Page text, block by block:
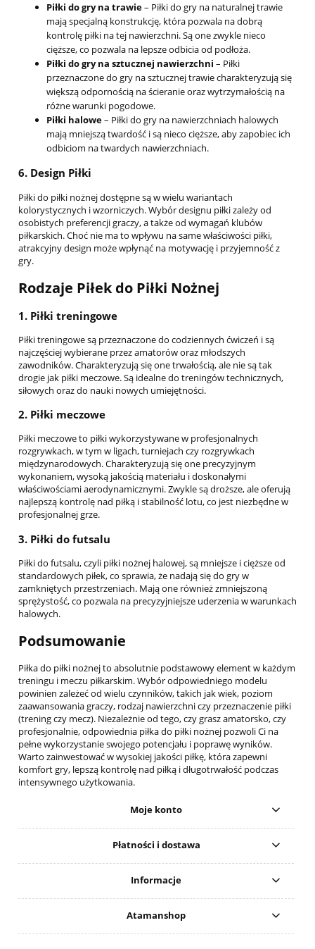
Piłki do gry na trawie– Piłki do gry na naturalnej trawie
mają specjalną konstrukcję, która pozwala na dobrą
kontrolę piłki na tej nawierzchni. Są one zwykle nieco
cięższe, co pozwala na lepsze odbicia od podłoża.
Piłki do gry na sztucznej nawierzchni – Piłki
przeznaczone do gry na sztucznej trawie charakteryzują się
większą odpornością na ścieranie oraz wytrzymałością na
różne warunki pogodowe.
Piłki halowe– Piłki do gry na nawierzchniach halowych
mają mniejszą twardość i są nieco cięższe, aby zapobiec ich
odbiciom na twardych nawierzchniach.
6. Design Piłki
Piłki do piłki nożnej dostępne są w wielu wariantach
kolorystycznych i wzorniczych. Wybór designu piłki zależy od
osobistych preferencji graczy, a także od wymagań klubów
piłkarskich. Choć nie ma to wpływu na same właściwości piłki,
atrakcyjny design może wpłynąć na motywację i przyjemność z
gry.
Rodzaje Piłek do Piłki Nożnej
1. Piłki treningowe
Piłki treningowe są przeznaczone do codziennych ćwiczeń i są
najczęściej wybierane przez amatorów oraz młodszych
zawodników. Charakteryzują się one trwałością, ale nie są tak
drogie jak piłki meczowe. Są idealne do treningów technicznych,
siłowych oraz do nauki nowych umiejętności.
2. Piłki meczowe
Piłki meczowe to piłki wykorzystywane w profesjonalnych
rozgrywkach, w tym w ligach, turniejach czy rozgrywkach
międzynarodowych. Charakteryzują się one precyzyjnym
wykonaniem, wysoką jakością materiału i doskonałymi
właściwościami aerodynamicznymi. Zwykle są droższe, ale oferują
najlepszą kontrolę nad piłką i stabilność lotu, co jest niezbędne w
profesjonalnej grze.
3. Piłki do futsalu
Piłki do futsalu, czyli piłki nożnej halowej, są mniejsze i cięższe od
standardowych piłek, co sprawia, że nadają się do gry w
zamkniętych przestrzeniach. Mają one również zmniejszoną
sprężystość, co pozwala na precyzyjniejsze uderzenia w warunkach
halowych.
Podsumowanie
Piłka do piłki nożnej to absolutnie podstawowy element w każdym
treningu i meczu piłkarskim. Wybór odpowiedniego modelu
powinien zależeć od wielu czynników, takich jak wiek, poziom
zaawansowania graczy, rodzaj nawierzchni czy przeznaczenie piłki
(trening czy mecz). Niezależnie od tego, czy grasz amatorsko, czy
profesjonalnie, odpowiednia piłka do piłki nożnej pozwoli Ci na
pełne wykorzystanie swojego potencjału i poprawę wyników.
Warto zainwestować w wysokiej jakości piłkę, która zapewni
komfort gry, lepszą kontrolę nad piłką i długotrwałość podczas
intensywnego użytkowania.
Moje konto
Płatności i dostawa
Informacje
Atamanshop